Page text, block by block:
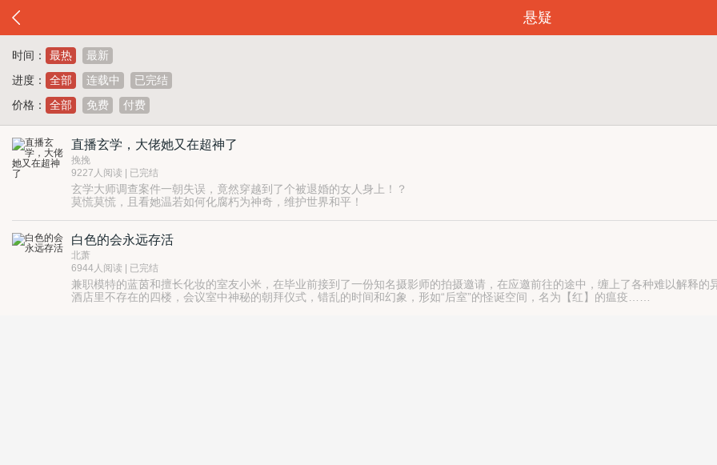
悬疑
时间： 最热
最新
进度：
全部 连载中
已完结
价格：
全部 免费 付费
直播玄学，大佬她又在超神了
挽挽
9227人阅读 | 已完结
玄学大师调查案件一朝失误，竟然穿越到了个被退婚的女人身上！？
莫慌莫慌，且看她温若如何化腐朽为神奇，维护世界和平！
总之一句话，大佬来袭，魑魅魍魉统统闪开！
白色的会永远存活
北萧
6944人阅读 | 已完结
兼职模特的蓝茵和擅长化妆的室友小米，在毕业前接到了一份知名摄影师的拍摄邀请，在应邀前往的途中，缠上了各种难以解释的
酒店里不存在的四楼，会议室中神秘的朝拜仪式，错乱的时间和幻象，形如“后室”的怪诞空间，名为【红】的瘟疫……